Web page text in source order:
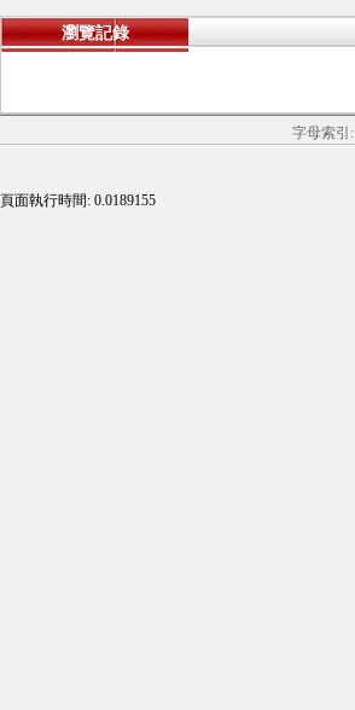
瀏覽記錄
字母索引:
頁面執行時間: 0.0189155